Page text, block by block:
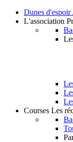
Dunes d'espoir
L'association
Courses Les